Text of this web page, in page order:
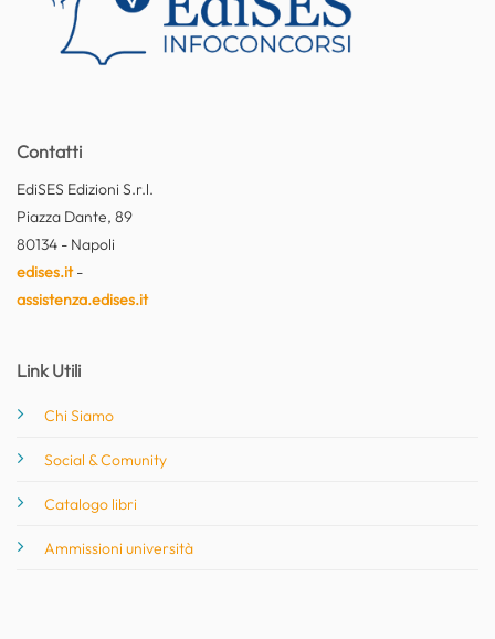
Contatti
EdiSES Edizioni S.r.l.
Piazza Dante, 89
80134 - Napoli
edises.it-
assistenza.edises.it
Link Utili
Chi Siamo
Social & Comunity
Catalogo libri
Ammissioni università